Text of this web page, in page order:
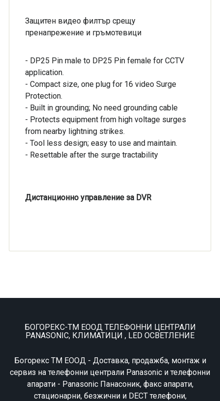
Защитен видео филтър срещу
пренапрежение и гръмотевици
- DP25 Pin male to DP25 Pin female for CCTV
application.
- Compact size, one plug for 16 video Surge
Protection.
- Built in grounding; No need grounding cable
- Protects equipment from high voltage surges
from nearby lightning strikes.
- Tool less design; easy to use and maintain.
- Resettable after the surge tractability
Дистанционно управление за DVR
БОГОРЕКС-ТМ ЕООД ТЕЛЕФОННИ ЦЕНТРАЛИ
PANASONIC, КЛИМАТИЦИ , LED ОСВЕТЛЕНИЕ
Богорекс ТМ ЕООД - Доставка, продажба, монтаж и
сервиз на телефонни централи Panasonic и телефонни
апарати - Panasonic Панасоник, факс апарати,
стационарни, безжични и DECT телефони,